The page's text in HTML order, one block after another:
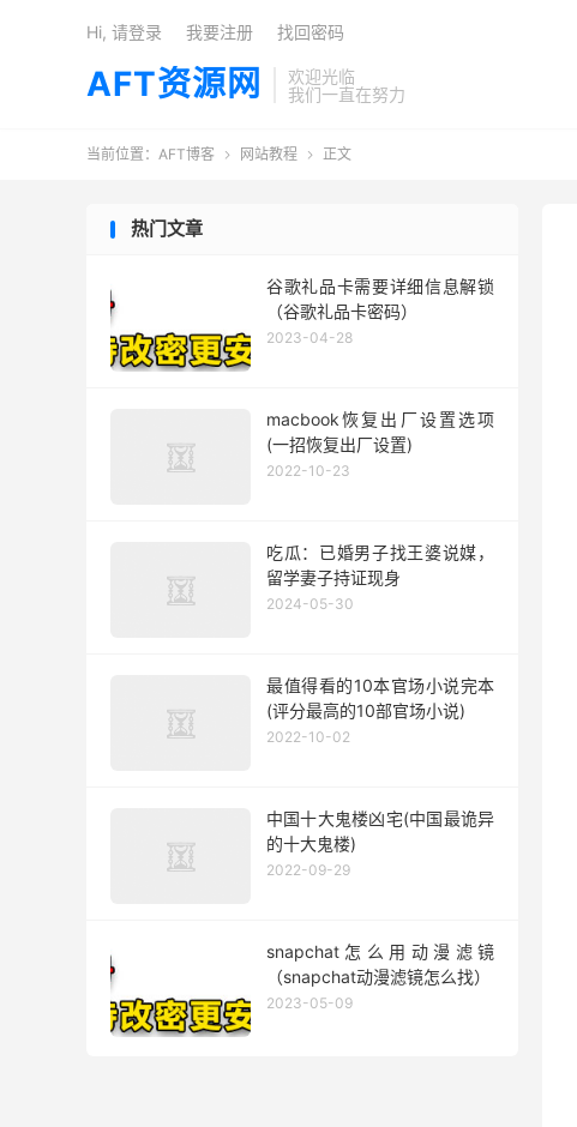
AFT资源网
欢迎光临
我们一直在努力
Hi, 请登录 我要注册 找回密码
当前位置： AFT博客  网站教程  正文
热门文章
谷歌礼品卡需要详细信息解锁
（谷歌礼品卡密码）
2023-04-28
macbook恢复出厂设置选项
(一招恢复出厂设置)
2022-10-23
吃瓜：已婚男子找王婆说媒，
留学妻子持证现身
2024-05-30
最值得看的10本官场小说完本
(评分最高的10部官场小说)
2022-10-02
中国十大鬼楼凶宅(中国最诡异
的十大鬼楼)
2022-09-29
snapchat怎么用动漫滤镜
（snapchat动漫滤镜怎么找）
2023-05-09